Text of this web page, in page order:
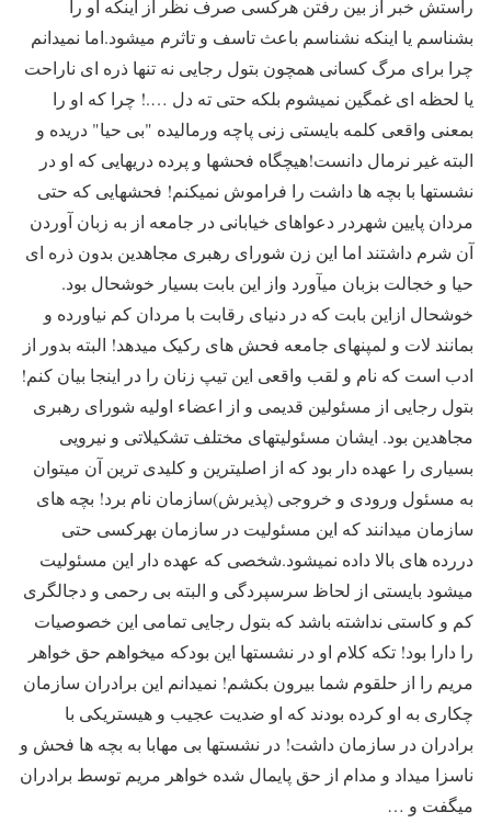
راستش خبر از بین رفتن هرکسی صرف نظر از اینکه او را
بشناسم یا اینکه نشناسم باعث تاسف و تاثرم میشود.اما نمیدانم
چرا برای مرگ کسانی همچون بتول رجایی نه تنها ذره ای ناراحت
یا لحظه ای غمگین نمیشوم بلکه حتی ته دل ….! چرا که او را
بمعنی واقعی کلمه بایستی زنی پاچه ورمالیده "بی حیا" دریده و
البته غیر نرمال دانست!هیچگاه فحشها و پرده دریهایی که او در
نشستها با بچه ها داشت را فراموش نمیکنم! فحشهایی که حتی
مردان پایین شهردر دعواهای خیابانی در جامعه از به زبان آوردن
آن شرم داشتند اما این زن شورای رهبری مجاهدین بدون ذره ای
حیا و خجالت بزبان میآورد واز این بابت بسیار خوشحال بود.
خوشحال ازاین بابت که در دنیای رقابت با مردان کم نیاورده و
بمانند لات و لمپنهای جامعه فحش های رکیک میدهد! البته بدور از
ادب است که نام و لقب واقعی این تیپ زنان را در اینجا بیان کنم!
بتول رجایی از مسئولین قدیمی و از اعضاء اولیه شورای رهبری
مجاهدین بود. ایشان مسئولیتهای مختلف تشکیلاتی و نیرویی
بسیاری را عهده دار بود که از اصلیترین و کلیدی ترین آن میتوان
به مسئول ورودی و خروجی (پذیرش)سازمان نام برد! بچه های
سازمان میدانند که این مسئولیت در سازمان بهرکسی حتی
دررده های بالا داده نمیشود.شخصی که عهده دار این مسئولیت
میشود بایستی از لحاظ سرسپردگی و البته بی رحمی و دجالگری
کم و کاستی نداشته باشد که بتول رجایی تمامی این خصوصیات
را دارا بود! تکه کلام او در نشستها این بودکه میخواهم حق خواهر
مریم را از حلقوم شما بیرون بکشم! نمیدانم این برادران سازمان
چکاری به او کرده بودند که او ضدیت عجیب و هیستریکی با
برادران در سازمان داشت! در نشستها بی مهابا به بچه ها فحش و
ناسزا میداد و مدام از حق پایمال شده خواهر مریم توسط برادران
میگفت و …